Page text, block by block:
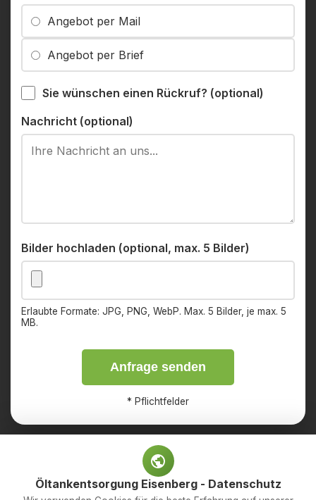
Angebot per Mail
Angebot per Brief
Sie wünschen einen Rückruf? (optional)
Nachricht (optional)
Bilder hochladen (optional, max. 5 Bilder)
Erlaubte Formate: JPG, PNG, WebP. Max. 5 Bilder, je max. 5
MB.
Anfrage senden
* Pflichtfelder
ImpressumDatenschutz
Öltankentsorgung Eisenberg - Datenschutz